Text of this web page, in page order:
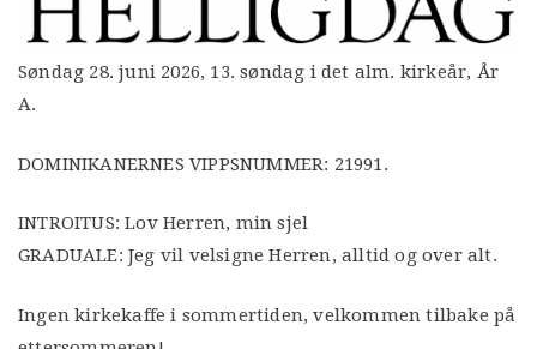
Søndag 28. juni 2026, 13. søndag i det alm. kirkeår, År
A.
DOMINIKANERNES VIPPSNUMMER: 21991.
INTROITUS: Lov Herren, min sjel
GRADUALE: Jeg vil velsigne Herren, alltid og over alt.
Ingen kirkekaffe i sommertiden, velkommen tilbake på